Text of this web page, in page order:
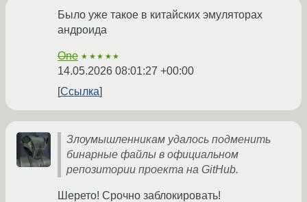
Было уже такое в китайских эмуляторах
андроида
One ★★★★★
14.05.2026 08:01:27 +00:00
Ссылка
Злоумышленникам удалось подменить
бинарные файлы в официальном
репозитории проекта на GitHub.
Шерето! Срочно заблокировать!